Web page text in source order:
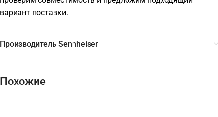
вариант поставки.
Производитель Sennheiser
Похожие